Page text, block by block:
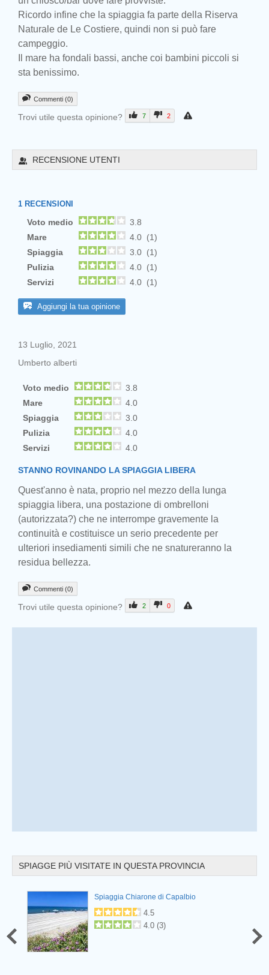
Ricordo infine che la spiaggia fa parte della Riserva
Naturale de Le Costiere, quindi non si può fare
campeggio.
Il mare ha fondali bassi, anche coi bambini piccoli si
sta benissimo.
Commenti (0)
Trovi utile questa opinione? 7 2
RECENSIONE UTENTI
1 RECENSIONI
Voto medio
3.8
Mare
4.0 (1)
Spiaggia
3.0 (1)
Pulizia
4.0 (1)
Servizi
4.0 (1)
Aggiungi la tua opinione
13 Luglio, 2021
Umberto alberti
Voto medio
3.8
Mare
4.0
Spiaggia
3.0
Pulizia
4.0
Servizi
4.0
STANNO ROVINANDO LA SPIAGGIA LIBERA
Quest'anno è nata, proprio nel mezzo della lunga
spiaggia libera, una postazione di ombrelloni
(autorizzata?) che ne interrompe gravemente la
continuità e costituisce un serio precedente per
ulteriori insediamenti simili che ne snatureranno la
residua bellezza.
Commenti (0)
Trovi utile questa opinione? 2 0
SPIAGGE PIÙ VISITATE IN QUESTA PROVINCIA
Spiaggia Chiarone di Capalbio
4.5
4.0 (3)